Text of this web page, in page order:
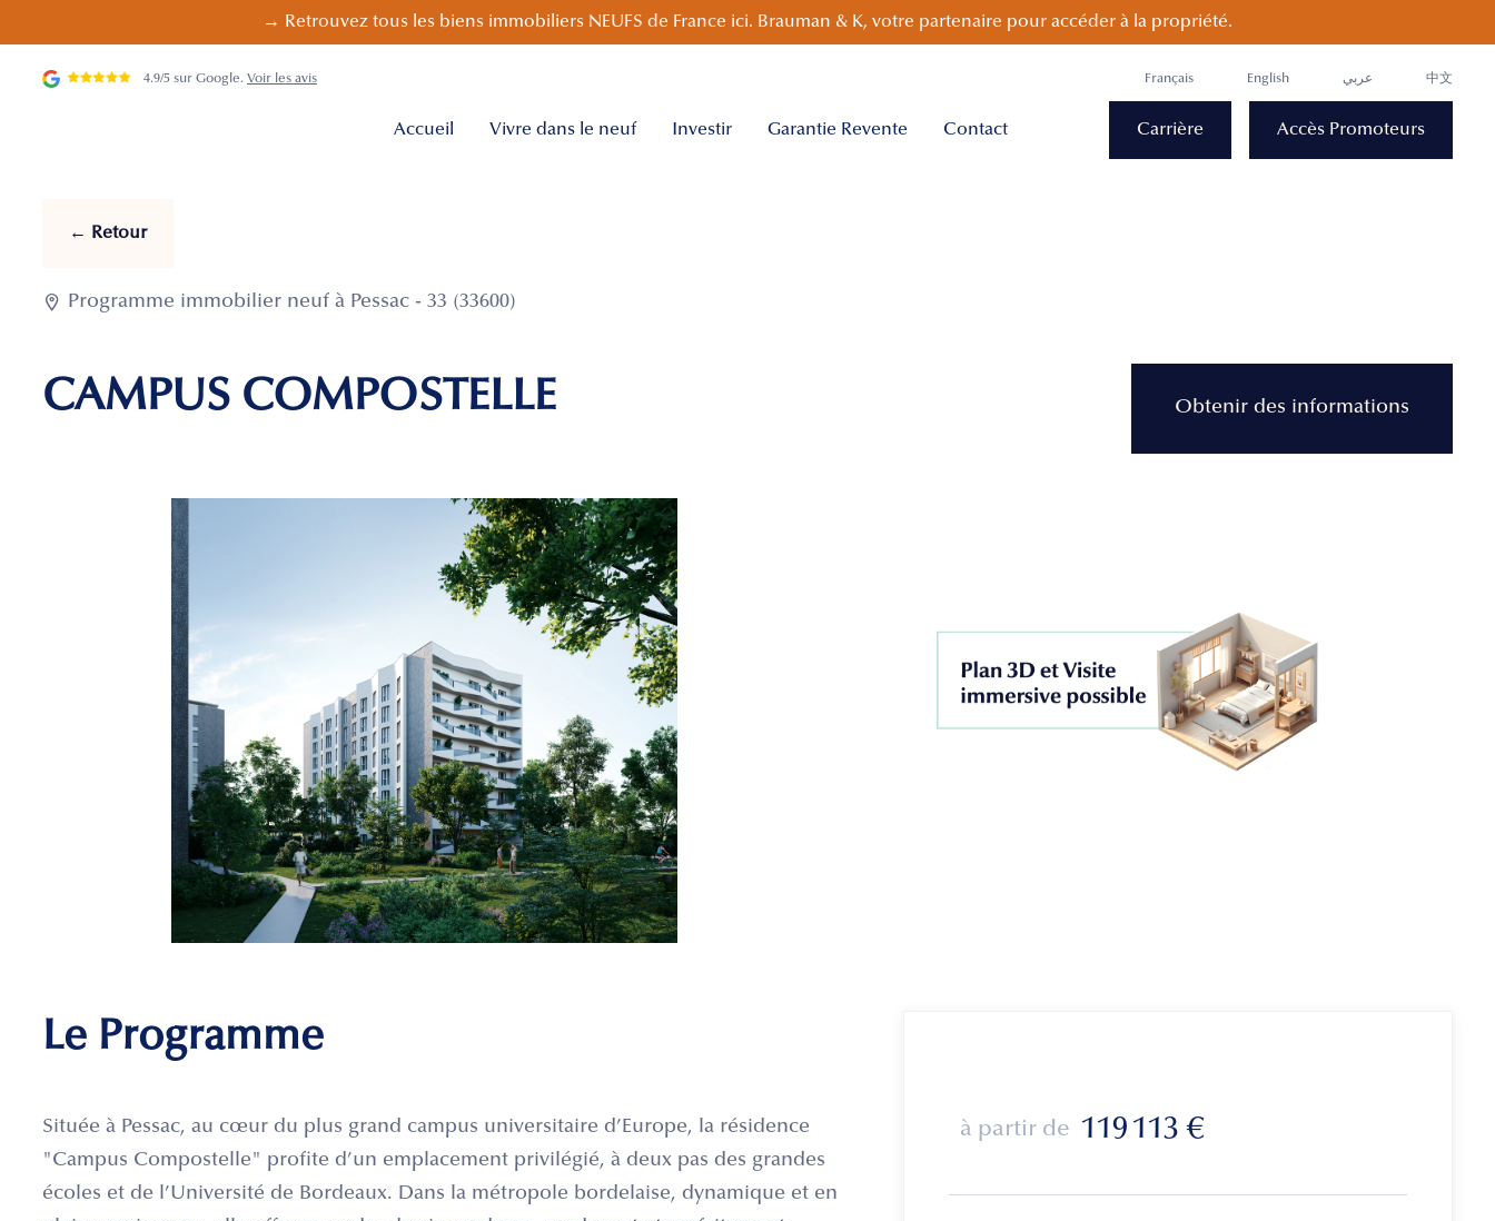
→ Retrouvez tous les biens immobiliers NEUFS de France ici. Brauman & K, votre partenaire pour accéder à la propriété.
4.9/5 sur Google. Voir les avis Français English عربي 中文
Accueil Vivre dans le neuf Investir Garantie Revente Contact Carrière Accès Promoteurs
← Retour
 Programme immobilier neuf à Pessac - 33 (33600)
CAMPUS COMPOSTELLE Obtenir des informations
Le Programme
Située à Pessac, au cœur du plus grand campus universitaire d’Europe, la résidence
"Campus Compostelle" profite d’un emplacement privilégié, à deux pas des grandes
écoles et de l’Université de Bordeaux. Dans la métropole bordelaise, dynamique et en
à partir de 119 113 €